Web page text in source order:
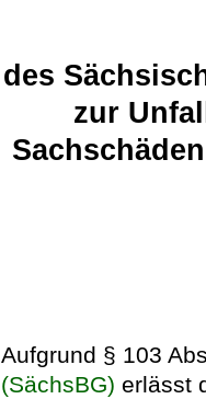
des
zur
Aufgrund § 103
(SächsBG) erlässt